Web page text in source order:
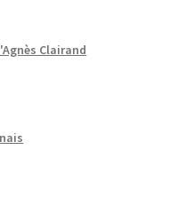
Clairand